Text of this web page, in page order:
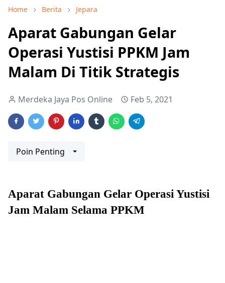
Home Berita Jepara
Aparat Gabungan Gelar
Operasi Yustisi PPKM Jam
Malam Di Titik Strategis
Merdeka Jaya Pos Online Feb 5, 2021
Poin Penting
Aparat Gabungan Gelar Operasi Yustisi
Jam Malam Selama PPKM